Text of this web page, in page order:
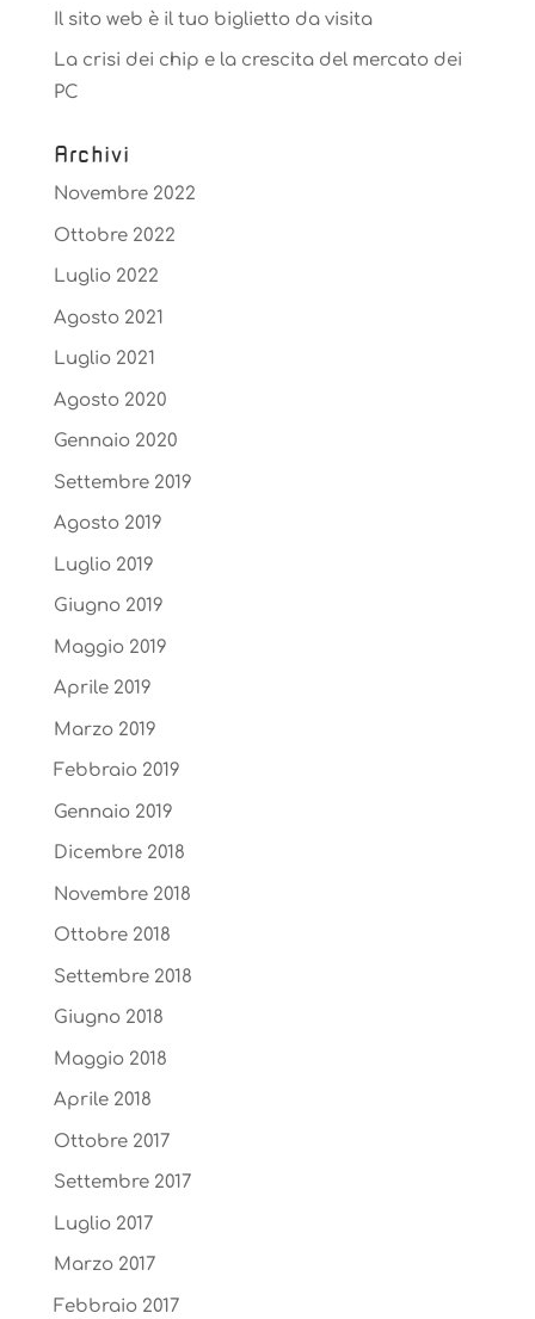
Il sito web è il tuo biglietto da visita
La crisi dei chip e la crescita del mercato dei
PC
Archivi
Novembre 2022
Ottobre 2022
Luglio 2022
Agosto 2021
Luglio 2021
Agosto 2020
Gennaio 2020
Settembre 2019
Agosto 2019
Luglio 2019
Giugno 2019
Maggio 2019
Aprile 2019
Marzo 2019
Febbraio 2019
Gennaio 2019
Dicembre 2018
Novembre 2018
Ottobre 2018
Settembre 2018
Giugno 2018
Maggio 2018
Aprile 2018
Ottobre 2017
Settembre 2017
Luglio 2017
Marzo 2017
Febbraio 2017